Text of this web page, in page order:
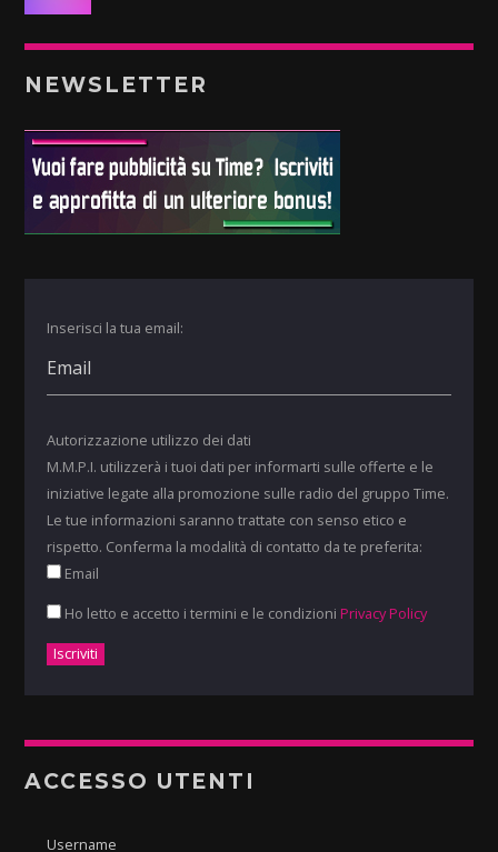
NEWSLETTER
Inserisci la tua email:
Autorizzazione utilizzo dei dati
M.M.P.I. utilizzerà i tuoi dati per informarti sulle offerte e le
iniziative legate alla promozione sulle radio del gruppo Time.
Le tue informazioni saranno trattate con senso etico e
rispetto. Conferma la modalità di contatto da te preferita:
Email
Ho letto e accetto i termini e le condizioni Privacy Policy
ACCESSO UTENTI
Username